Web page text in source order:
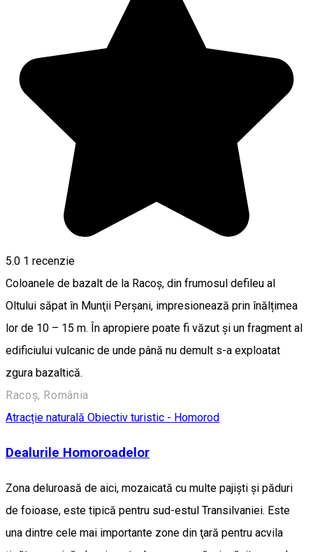
5.0 1 recenzie
Coloanele de bazalt de la Racoş, din frumosul defileu al
Oltului săpat în Munţii Perşani, impresionează prin înălțimea
lor de 10 – 15 m. În apropiere poate fi văzut şi un fragment al
edificiului vulcanic de unde până nu demult s-a exploatat
zgura bazaltică.
Racoș, România
Atracție naturală Obiectiv turistic - Homorod
Dealurile Homoroadelor
Zona deluroasă de aici, mozaicată cu multe pajişti şi păduri
de foioase, este tipică pentru sud-estul Transilvaniei. Este
una dintre cele mai importante zone din ţară pentru acvila